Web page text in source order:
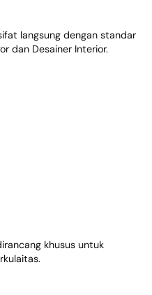
langsung dengan standar
dan Desainer Interior.
khusus untuk